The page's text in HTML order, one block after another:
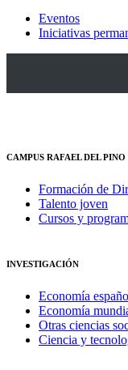
Eventos
Iniciativas
CAMPUS RAFAEL DEL PINO
Formación de
Talento joven
Cursos y
INVESTIGACIÓN
Economía
Economía
Otras ciencias
Ciencia y